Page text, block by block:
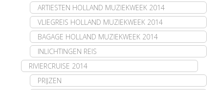
ARTIESTEN HOLLAND MUZIEKWEEK 2014
VLIEGREIS HOLLAND MUZIEKWEEK 2014
BAGAGE HOLLAND MUZIEKWEEK 2014
INLICHTINGEN REIS
RIVIERCRUISE 2014
PRIJZEN